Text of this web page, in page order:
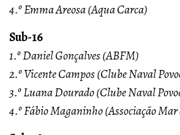
4.º Emma Areosa (Aqua Carca)
Sub-16
1.º Daniel Gonçalves (ABFM)
2.º Vicente Campos (Clube Naval
3.º Luana Dourado (Clube Naval
4.º Fábio Maganinho (Associação